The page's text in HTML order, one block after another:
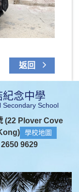
返回
念中學
Secondary School
(22 Plover Cove
學校地圖
9629